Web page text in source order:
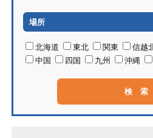
場所
北海道 東北 関東 信越
中国
四国 九州 沖縄